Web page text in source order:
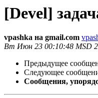
[Devel]
vpashka на gmail.com
Вт Июн 23 00:10:48 MSD
Предыдущее
Следующее
Сообщения,